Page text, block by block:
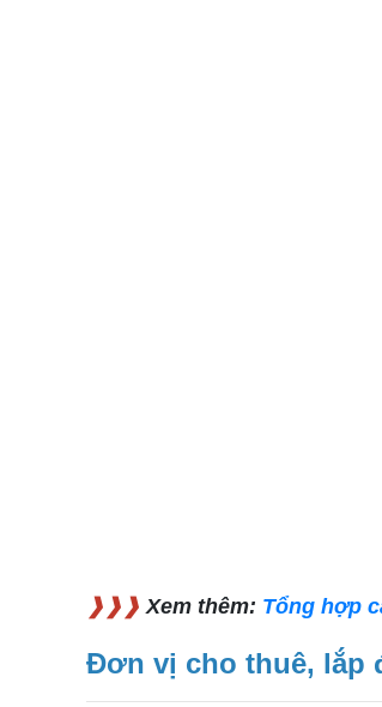
❱❱❱ Xem thêm: Tổng hợp
Đơn vị cho thuê, lắp